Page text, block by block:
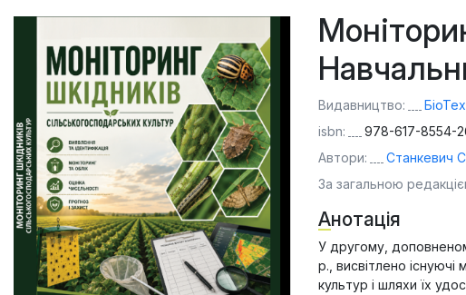
Видавництво:
isbn:
978-617-8554-
Автори:
Станкевич
За загальною
Анотація
У другому,
р., висвітлено існуючі
культур і шляхи їх